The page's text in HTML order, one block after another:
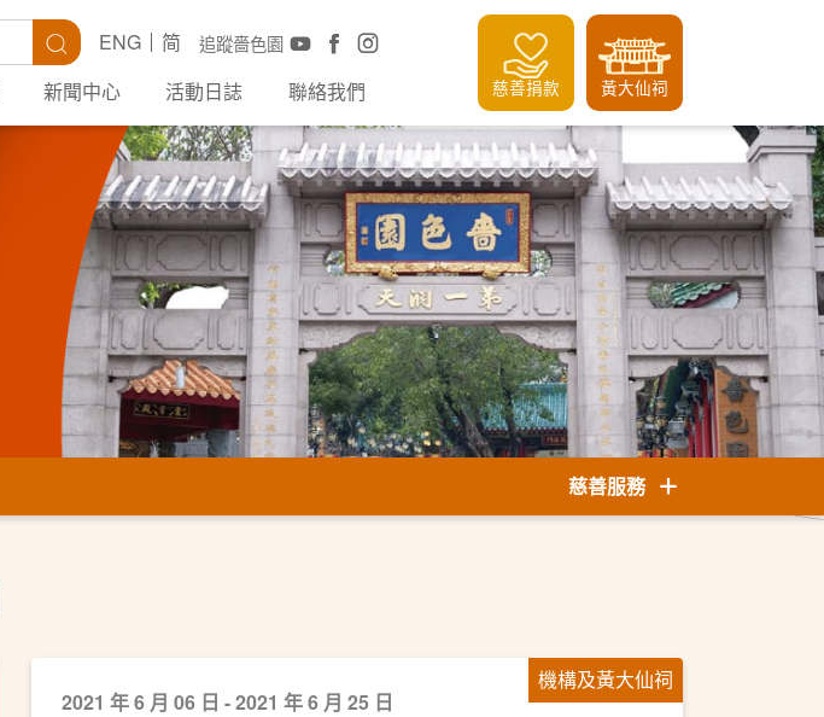
搜尋 追蹤嗇色園
ENG
简
新聞中心 活動日誌 聯絡我們 慈善捐款 黃大仙祠
慈善服務
機構及黃大仙祠
2021 年 6 月 06 日 - 2021 年 6 月 25 日